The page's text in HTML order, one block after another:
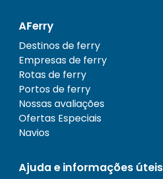
AFerry
Destinos de ferry
Empresas de ferry
Rotas de ferry
Portos de ferry
Nossas avaliações
Ofertas Especiais
Navios
Ajuda e informações úteis